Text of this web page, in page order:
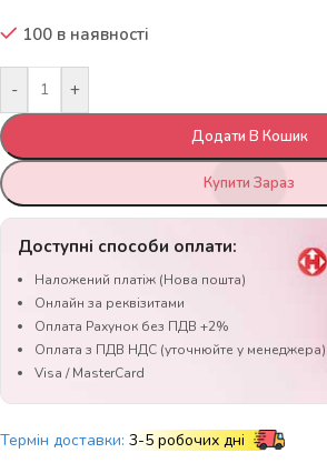
100 в наявності
- +
Додати В Кошик
Купити Зараз
Доступні способи оплати:
Наложений платіж (Нова пошта)
Онлайн за реквізитами
Оплата Рахунок без ПДВ +2%
Оплата з ПДВ НДС (уточнюйте у менеджера)
Visa / MasterCard
Термін доставки: 3-5 робочих дні